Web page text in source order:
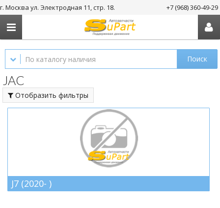
г. Москва ул. Электродная 11, стр. 18. +7 (968) 360-49-29
Поиск
JAC
Отобразить фильтры
J7 (2020- )